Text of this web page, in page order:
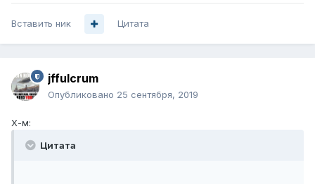
Вставить ник Цитата
jffulcrum
Опубликовано 25 сентября, 2019
Х-м:
Цитата